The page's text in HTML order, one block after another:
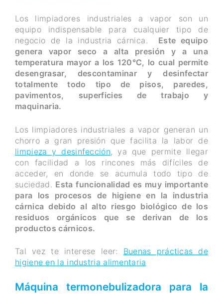
Los limpiadores industriales a vapor son un
equipo indispensable para cualquier tipo de
negocio de la industria cárnica. Este equipo
genera vapor seco a alta presión y a una
temperatura mayor a los 120°C, lo cual permite
desengrasar, descontaminar y desinfectar
totalmente todo tipo de pisos, paredes,
pavimentos, superficies de trabajo y
maquinaria.
Los limpiadores industriales a vapor generan un
chorro a gran presión que facilita la labor de
limpieza y desinfección, ya que permite llegar
con facilidad a los rincones más difíciles de
acceder, en donde se acumula todo tipo de
suciedad. Esta funcionalidad es muy importante
para los procesos de higiene en la industria
cárnica debido al alto riesgo biológico de los
residuos orgánicos que se derivan de los
productos cárnicos.
Tal vez te interese leer: Buenas prácticas de
higiene en la industria alimentaria
Máquina termonebulizadora para la